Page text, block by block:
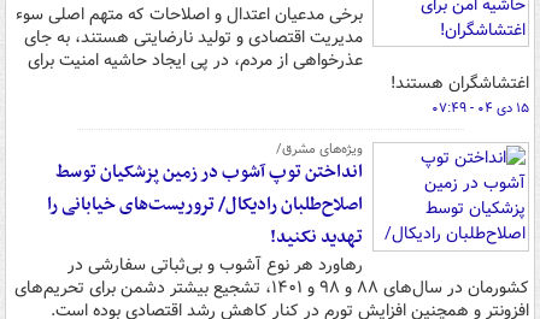
برخی مدعیان اعتدال و اصلاحات که متهم اصلی سوء
مدیریت اقتصادی و تولید نارضایتی هستند، به جای
عذرخواهی از مردم، در پی ایجاد حاشیه امنیت برای
اغتشاشگران هستند!
۱۵ دی ۰۴ - ۰۷:۴۹
ویژه‌های مشرق/
انداختن توپ آشوب در زمین پزشکیان توسط
اصلاح‌طلبان رادیکال/ تروریست‌های خیابانی را
تهدید نکنید!
رهاورد هر نوع آشوب و بی‌ثباتی سفارشی در
کشورمان در سال‌های ۸۸ و ۹۸ و ۱۴۰۱، تشجیع بیشتر دشمن برای تحریم‌های
افزونتر و همچنین افزایش تورم در کنار کاهش رشد اقتصادی بوده است.